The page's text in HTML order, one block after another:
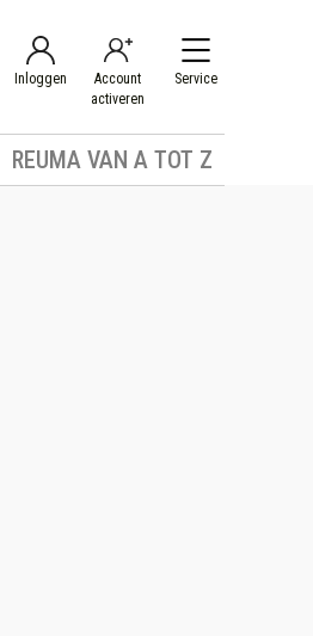
Inloggen
Account
activeren
Service
REUMA VAN A TOT Z